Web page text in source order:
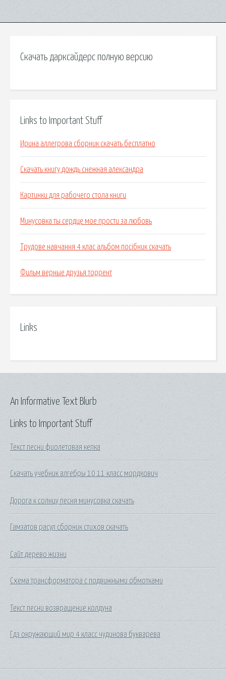
Скачать дарксайдерс полную версию
Links to Important Stuff
Ирина аллегрова сборник скачать бесплатно
Скачать книгу дождь снежная александра
Картинки для рабочего стола книги
Минусовка ты сердце мое прости за любовь
Трудове навчання 4 клас альбом посібник скачать
Фильм верные друзья торрент
Links
Links to Important Stuff
Текст песни фиолетовая кепка
Скачать учебник алгебры 10 11 класс мордкович
Дорога к солнцу песня минусовка скачать
Гамзатов расул сборник стихов скачать
Сайт дерево жизни
Схема трансформатора с подвижными обмотками
Текст песни возвращение колдуна
Гдз окружающий мир 4 класс чудинова букварева
An Informative Text Blurb